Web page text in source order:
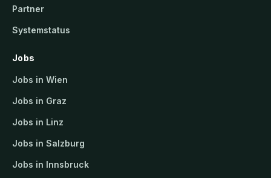
Partner
Systemstatus
Jobs
Jobs in Wien
Jobs in Graz
Jobs in Linz
Jobs in Salzburg
Jobs in Innsbruck